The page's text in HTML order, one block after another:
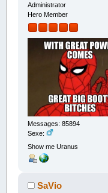
Administrator
Hero Member
Messages: 85894
Sexe:
Show me Uranus
SaVio